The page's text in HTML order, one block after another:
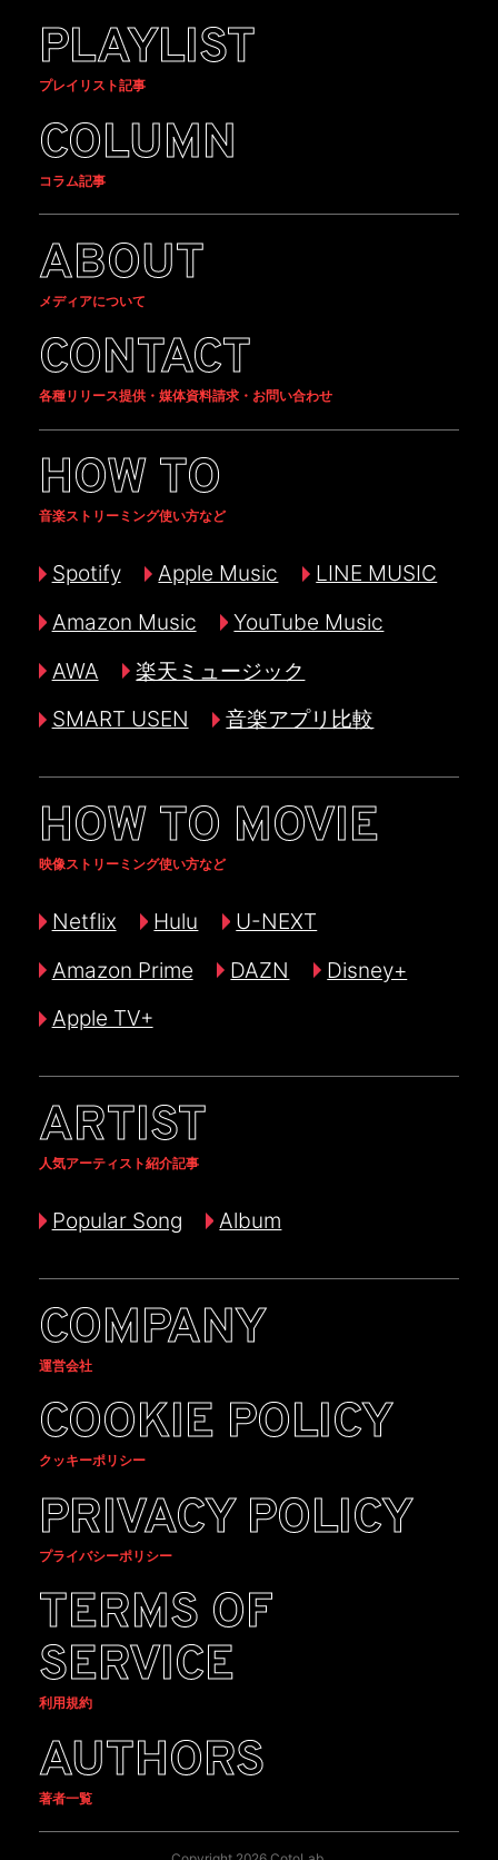
PLAYLIST
プレイリスト記事
COLUMN
コラム記事
ABOUT
メディアについて
CONTACT
各種リリース提供・媒体資料請求・お問い合わせ
HOW TO
音楽ストリーミング使い方など
Spotify Apple Music
LINE MUSIC
Amazon Music
YouTube Music
AWA
楽天ミュージック
SMART USEN
音楽アプリ比較
HOW TO MOVIE
映像ストリーミング使い方など
Netflix Hulu
U-NEXT
Amazon Prime
DAZN
Disney+
Apple TV+
ARTIST
人気アーティスト紹介記事
Popular Song Album
COMPANY
運営会社
COOKIE POLICY
クッキーポリシー
PRIVACY POLICY
プライバシーポリシー
TERMS OF
SERVICE
利用規約
AUTHORS
著者一覧